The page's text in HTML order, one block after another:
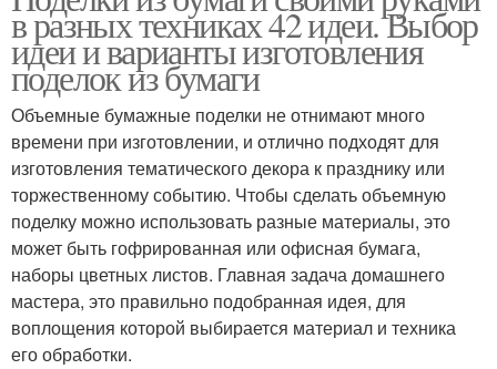
в разных техниках 42 идеи. Выбор
идеи и варианты изготовления
поделок из бумаги
Объемные бумажные поделки не отнимают много
времени при изготовлении, и отлично подходят для
изготовления тематического декора к празднику или
торжественному событию. Чтобы сделать объемную
поделку можно использовать разные материалы, это
может быть гофрированная или офисная бумага,
наборы цветных листов. Главная задача домашнего
мастера, это правильно подобранная идея, для
воплощения которой выбирается материал и техника
его обработки.